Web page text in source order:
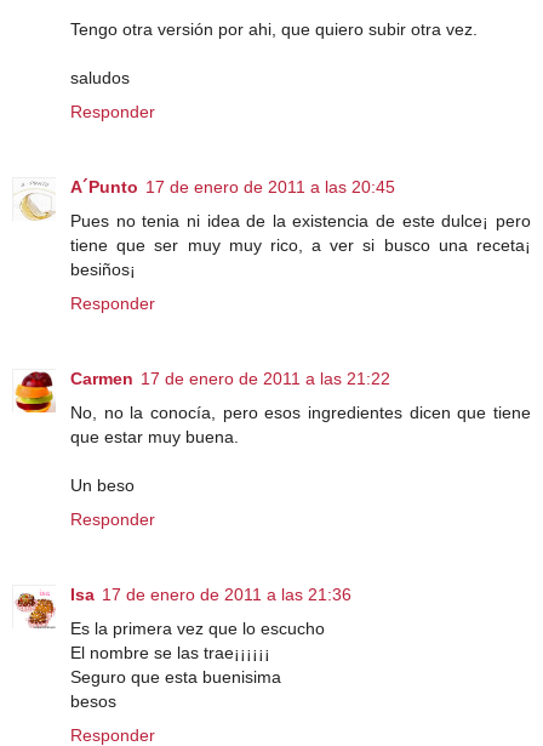
Tengo otra versión por ahi, que quiero subir otra vez.
saludos
Responder
A´Punto 17 de enero de 2011 a las 20:45
Pues no tenia ni idea de la existencia de este dulce¡ pero
tiene que ser muy muy rico, a ver si busco una receta¡
besiños¡
Responder
Carmen 17 de enero de 2011 a las 21:22
No, no la conocía, pero esos ingredientes dicen que tiene
que estar muy buena.
Un beso
Responder
Isa 17 de enero de 2011 a las 21:36
Es la primera vez que lo escucho
El nombre se las trae¡¡¡¡¡¡
Seguro que esta buenisima
besos
Responder